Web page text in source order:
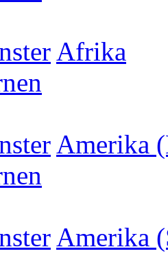
Afrika
Amerika
Amerika